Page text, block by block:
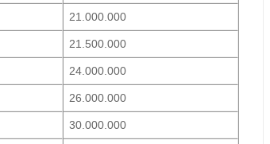
21.000.000
21.500.000
24.000.000
26.000.000
30.000.000